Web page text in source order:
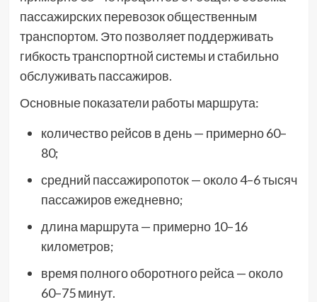
пассажирских перевозок общественным
транспортом. Это позволяет поддерживать
гибкость транспортной системы и стабильно
обслуживать пассажиров.
Основные показатели работы маршрута:
количество рейсов в день — примерно 60–
80;
средний пассажиропоток — около 4–6 тысяч
пассажиров ежедневно;
длина маршрута — примерно 10–16
километров;
время полного оборотного рейса — около
60–75 минут.